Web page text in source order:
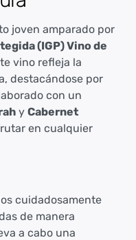
joven amparado por
(IGP) Vino de
vino refleja la
destacándose por
con un
y Cabernet
en cualquier
cuidadosamente
de manera
a cabo una